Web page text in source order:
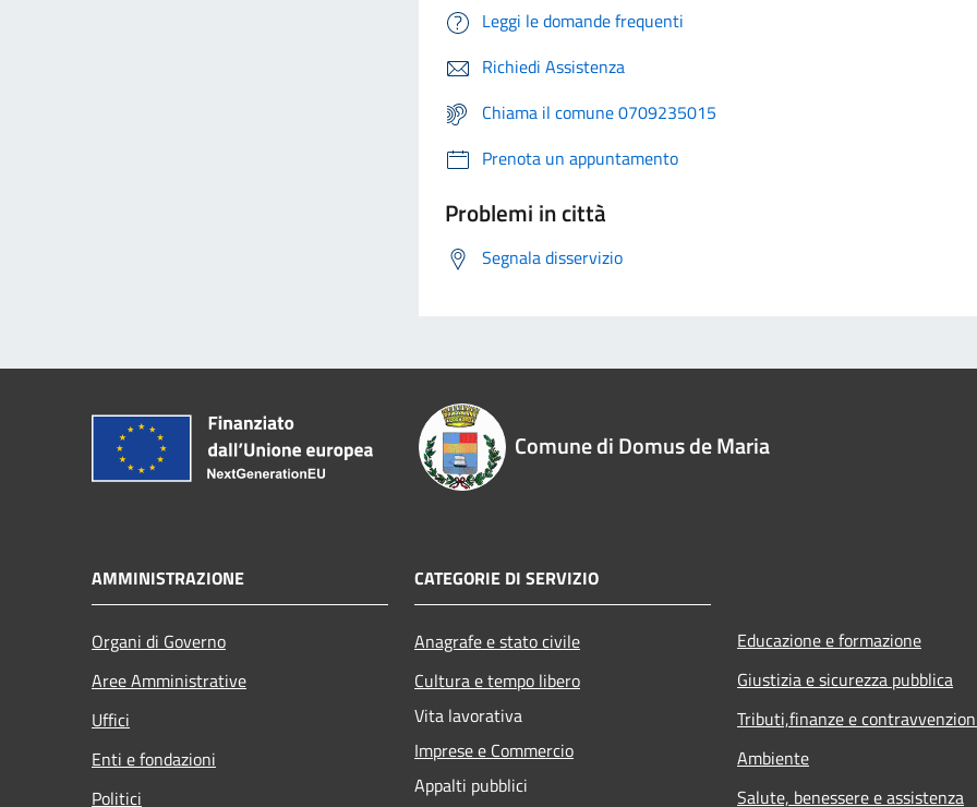
Leggi le domande frequenti
Richiedi Assistenza
Chiama il comune 0709235015
Prenota un appuntamento
Problemi in città
Segnala disservizio
Comune di Domus de Maria
AMMINISTRAZIONE
Organi di Governo
Aree Amministrative
Uffici
Enti e fondazioni
Politici
CATEGORIE DI SERVIZIO
Anagrafe e stato civile
Cultura e tempo libero
Vita lavorativa
Imprese e Commercio
Appalti pubblici
Educazione e formazione
Giustizia e sicurezza pubblica
Tributi,finanze e
Ambiente
Salute, benessere e assistenza